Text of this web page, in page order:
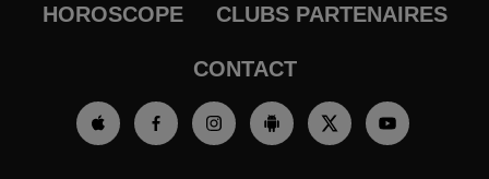
HOROSCOPE CLUBS PARTENAIRES
CONTACT